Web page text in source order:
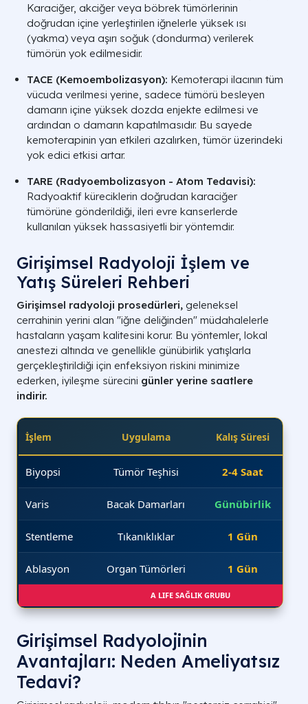
Karaciğer, akciğer veya böbrek tümörlerinin
doğrudan içine yerleştirilen iğnelerle yüksek ısı
(yakma) veya aşırı soğuk (dondurma) verilerek
tümörün yok edilmesidir.
TACE (Kemoembolizasyon): Kemoterapi ilacının tüm
vücuda verilmesi yerine, sadece tümörü besleyen
damarın içine yüksek dozda enjekte edilmesi ve
ardından o damarın kapatılmasıdır. Bu sayede
kemoterapinin yan etkileri azalırken, tümör üzerindeki
yok edici etkisi artar.
TARE (Radyoembolizasyon - Atom Tedavisi):
Radyoaktif küreciklerin doğrudan karaciğer
tümörüne gönderildiği, ileri evre kanserlerde
kullanılan yüksek hassasiyetli bir yöntemdir.
Girişimsel Radyoloji İşlem ve
Yatış Süreleri Rehberi
Girişimsel radyoloji prosedürleri, geleneksel
cerrahinin yerini alan "iğne deliğinden" müdahalelerle
hastaların yaşam kalitesini korur. Bu yöntemler, lokal
anestezi altında ve genellikle günübirlik yatışlarla
gerçekleştirildiği için enfeksiyon riskini minimize
ederken, iyileşme sürecini günler yerine saatlere
indirir.
İşlem Uygulama Kalış Süresi
Biyopsi Tümör Teşhisi 2-4 Saat
Varis Bacak Damarları Günübirlik
Stentleme Tıkanıklıklar 1 Gün
Ablasyon Organ Tümörleri 1 Gün
A LIFE SAĞLIK GRUBU
Girişimsel Radyolojinin
Avantajları: Neden Ameliyatsız
Tedavi?